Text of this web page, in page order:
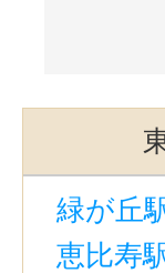
緑が丘
恵比寿